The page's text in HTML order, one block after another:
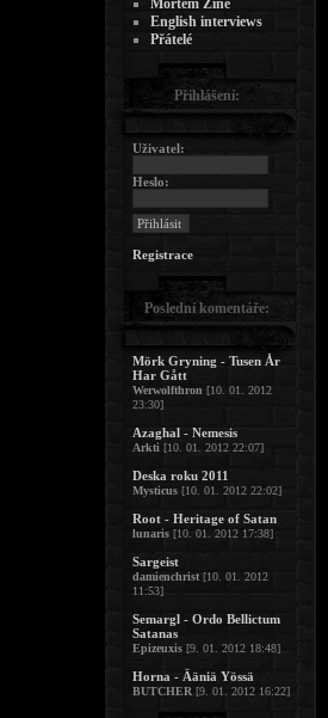
Mortem Zine
English interviews
Přátelé
Přihlášení:
Uživatel:
Heslo:
Registrace
Poslední komentáře:
Mörk Gryning - Tusen År
Har Gått
Werwolfthron [10. 01. 2012
23:30]
Azaghal - Nemesis
Arkti [10. 01. 2012 22:07]
Deska roku 2011
Mysticus [10. 01. 2012 22:02]
Root - Heritage of Satan
lunaris [10. 01. 2012 17:38]
Sargeist
damienchrist [10. 01. 2012
11:53]
Semargl - Ordo Bellictum
Satanas
Epizeuxis [9. 01. 2012 18:48]
Horna - Ääniä Yössä
BUTCHER [9. 01. 2012 16:22]